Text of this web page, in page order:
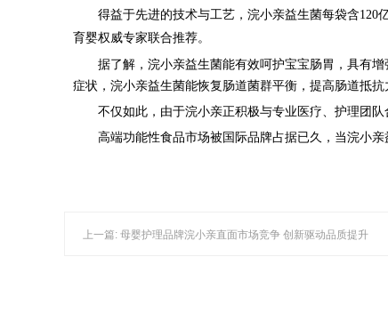
得益于先进的技术与工艺，浣小亲益生菌每袋含120
育婴权威专家联合推荐。
据了解，浣小亲益生菌能有效呵护宝宝肠胃，具有
症状，浣小亲益生菌能恢复肠道菌群平衡，提高肠道抵抗
不仅如此，由于浣小亲正积极与专业医疗、护理团
高端功能性食品市场被国际品牌占据已久，当浣小
上一篇: 母婴护理品牌浣小亲直面市场竞争 创新驱动品质提升